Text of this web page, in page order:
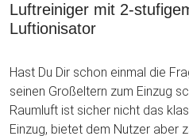
Luftreiniger mit 2-
Luftionisator
Hast Du Dir schon einmal die
seinen Großeltern zum Einzug
Raumluft ist sicher nicht das
Einzug, bietet dem Nutzer aber